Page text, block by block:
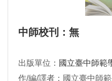
中師校刊：無
出版單位： 國立臺中師範
作/編/譯者：國立臺中師